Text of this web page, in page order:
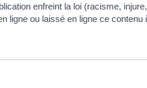
enfreint la loi (racisme,
ligne ou laissé en ligne ce contenu